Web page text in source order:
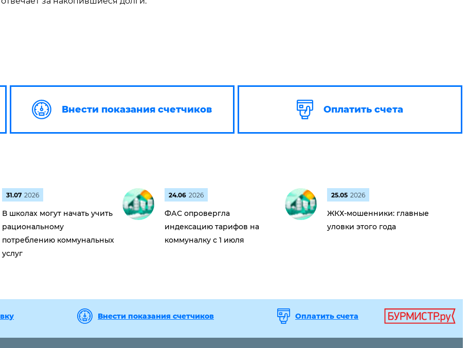
Внести показания счетчиков Оплатить счета
31.07 2026
В школах могут начать учить
рациональному
потреблению коммунальных
услуг
24.06 2026
ФАС опровергла
индексацию тарифов на
коммуналку с 1 июля
25.05 2026
ЖКХ-мошенники: главные
уловки этого года
Внести показания счетчиков Оплатить счета